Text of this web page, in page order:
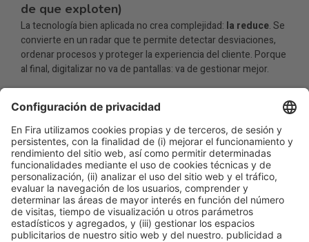
de que exploten)
La tecnología bien aplicada no crea complejidad: la reduce. Se
convierte en un radar que te permite detectar desviaciones,
ordenar procesos y proteger la experiencia del cliente. Porque
al final, digitalizar no va de pantallas: va de gestionar mejor.
4.0 — la digitalización que devuelve el control al
restaurador
Por Rodrigo Domínguez, periodista esAplus Gastromarketing.
FacebookTwitter LinkedIn WhatsAppEmail